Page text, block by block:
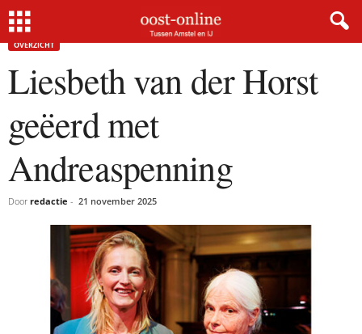
Home Liesbeth van der Horst geëerd met Andreaspenning
OVERZICHT
Liesbeth van der Horst
geëerd met
Andreaspenning
Door redactie - 21 november 2025